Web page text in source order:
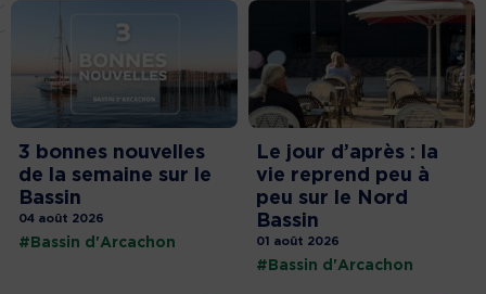
3 bonnes nouvelles
de la semaine sur le
Bassin
04 août 2026
#Bassin d'Arcachon
Le jour d’après : la
vie reprend peu à
peu sur le Nord
Bassin
01 août 2026
#Bassin d'Arcachon